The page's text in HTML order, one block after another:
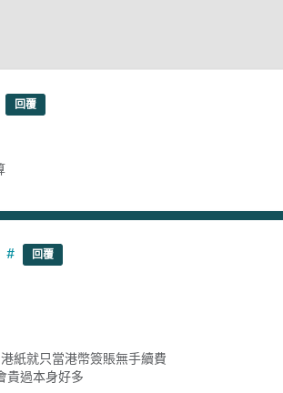
回覆
# 回覆
紙就只當港幣簽賬無手續費
貴過本身好多